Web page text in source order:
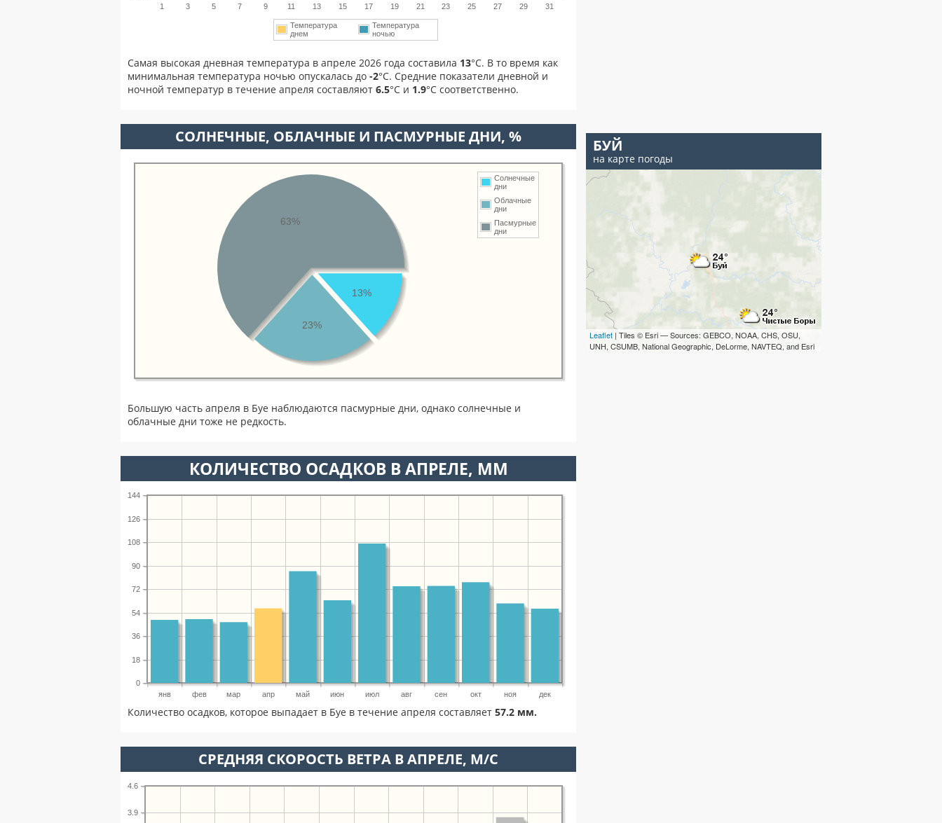
1 3 5 7 9 11 13 15 17 19 21 23 25 27 29 31
Температура
днем
Температура
ночью
Самая высокая дневная температура в апреле 2026 года составила 13°С. В то время как
минимальная температура ночью опускалась до -2°C. Средние показатели дневной и
ночной температур в течение апреля составляют 6.5°С и 1.9°С соответственно.
CОЛНЕЧНЫЕ, ОБЛАЧНЫЕ И ПАСМУРНЫЕ ДНИ, %
Солнечные
дни
Облачные
дни
Пасмурные
дни
13%
23%
63%
Большую часть апреля в Буе наблюдаются пасмурные дни, однако солнечные и
облачные дни тоже не редкость.
КОЛИЧЕСТВО ОСАДКОВ В АПРЕЛЕ, ММ
янв фев мар апр май июн июл авг сен окт ноя дек
0
18
36
54
72
90
108
126
144
Количество осадков, которое выпадает в Буе в течение апреля составляет 57.2 мм.
СРЕДНЯЯ СКОРОСТЬ ВЕТРА В АПРЕЛЕ, М/С
3.9
4.6
БУЙ
на карте погоды
Leaflet | Tiles © Esri — Sources: GEBCO, NOAA, CHS, OSU,
UNH, CSUMB, National Geographic, DeLorme, NAVTEQ, and Esri